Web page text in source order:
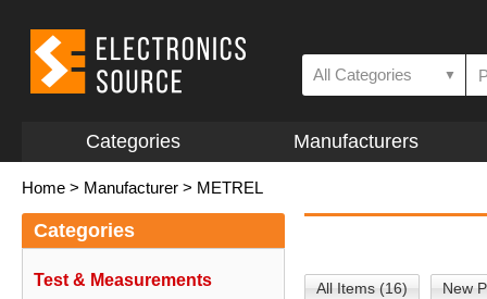
All Categories ▼
Categories Manufacturers
Home > Manufacturer > METREL
Categories
Test & Measurements All Items (16) New